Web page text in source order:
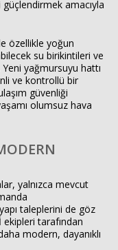
amacıyla
özellikle yoğun
su birikintileri ve
yağmursuyu hattı
ve kontrollü bir
güvenliği
olumsuz hava
yalnızca mevcut
taleplerini de göz
tarafından
modern, dayanıklı